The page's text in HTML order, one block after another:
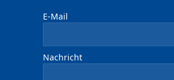
E-Mail
Nachricht